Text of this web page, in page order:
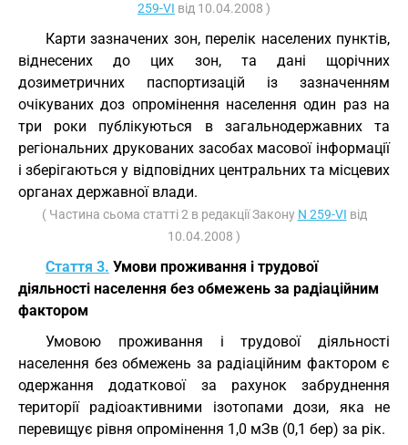
259-VI від 10.04.2008 )
Карти зазначених зон, перелік населених пунктів,
віднесених до цих зон, та дані щорічних
дозиметричних паспортизацій із зазначенням
очікуваних доз опромінення населення один раз на
три роки публікуються в загальнодержавних та
регіональних друкованих засобах масової інформації
і зберігаються у відповідних центральних та місцевих
органах державної влади.
( Частина сьома статті 2 в редакції Закону N 259-VI від
10.04.2008 )
Стаття 3. Умови проживання і трудової
діяльності населення без обмежень за радіаційним
фактором
Умовою проживання і трудової діяльності
населення без обмежень за радіаційним фактором є
одержання додаткової за рахунок забруднення
території радіоактивними ізотопами дози, яка не
перевищує рівня опромінення 1,0 мЗв (0,1 бер) за рік.